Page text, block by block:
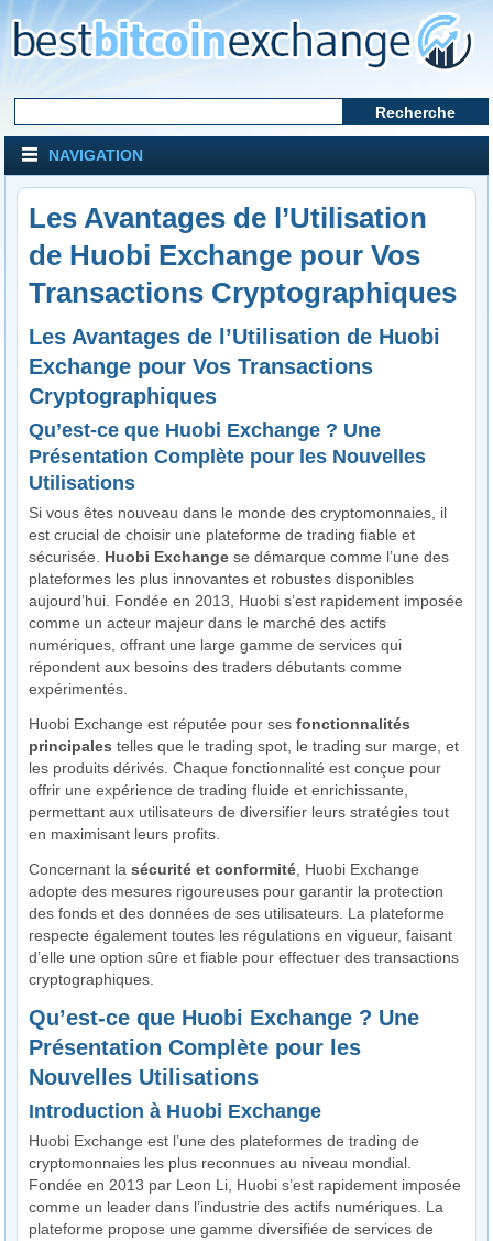
NAVIGATION
Les Avantages de l’Utilisation
de Huobi Exchange pour Vos
Transactions Cryptographiques
Les Avantages de l’Utilisation de Huobi
Exchange pour Vos Transactions
Cryptographiques
Qu’est-ce que Huobi Exchange ? Une
Présentation Complète pour les Nouvelles
Utilisations
Si vous êtes nouveau dans le monde des cryptomonnaies, il
est crucial de choisir une plateforme de trading fiable et
sécurisée. Huobi Exchange se démarque comme l’une des
plateformes les plus innovantes et robustes disponibles
aujourd’hui. Fondée en 2013, Huobi s’est rapidement imposée
comme un acteur majeur dans le marché des actifs
numériques, offrant une large gamme de services qui
répondent aux besoins des traders débutants comme
expérimentés.
Huobi Exchange est réputée pour sesfonctionnalités
principales telles que le trading spot, le trading sur marge, et
les produits dérivés. Chaque fonctionnalité est conçue pour
offrir une expérience de trading fluide et enrichissante,
permettant aux utilisateurs de diversifier leurs stratégies tout
en maximisant leurs profits.
Concernant lasécurité et conformité , Huobi Exchange
adopte des mesures rigoureuses pour garantir la protection
des fonds et des données de ses utilisateurs. La plateforme
respecte également toutes les régulations en vigueur, faisant
d’elle une option sûre et fiable pour effectuer des transactions
cryptographiques.
Qu’est-ce que Huobi Exchange ? Une
Présentation Complète pour les
Nouvelles Utilisations
Introduction à Huobi Exchange
Huobi Exchange est l’une des plateformes de trading de
cryptomonnaies les plus reconnues au niveau mondial.
Fondée en 2013 par Leon Li, Huobi s’est rapidement imposée
comme un leader dans l’industrie des actifs numériques. La
plateforme propose une gamme diversifiée de services de